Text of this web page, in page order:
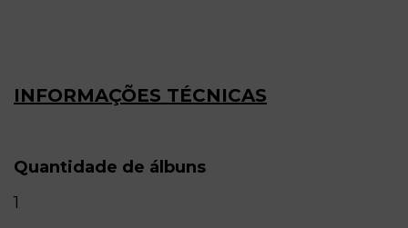
INFORMAÇÕES TÉCNICAS
Quantidade de álbuns
1